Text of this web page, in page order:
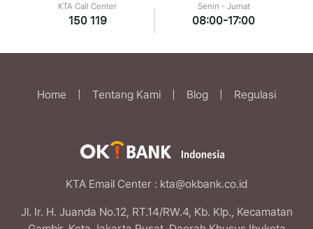
KTA Call Center
150 119
Senin - Jumat
08:00-17:00
Home Tentang Kami Blog Regulasi
KTA Email Center : kta@okbank.co.id
Jl. Ir. H. Juanda No.12, RT.14/RW.4, Kb. Klp., Kecamatan